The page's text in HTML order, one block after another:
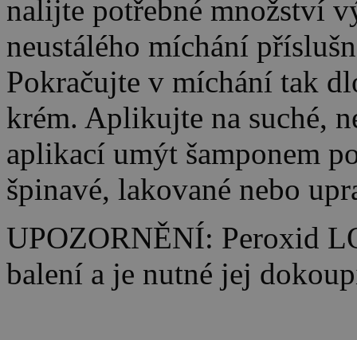
nalijte potřebné množství
neustálého míchání
Pokračujte v míchání tak
krém. Aplikujte na suché,
aplikací umýt šamponem
špinavé, lakované nebo
UPOZORNĚNÍ: Peroxid
balení a je nutné jej